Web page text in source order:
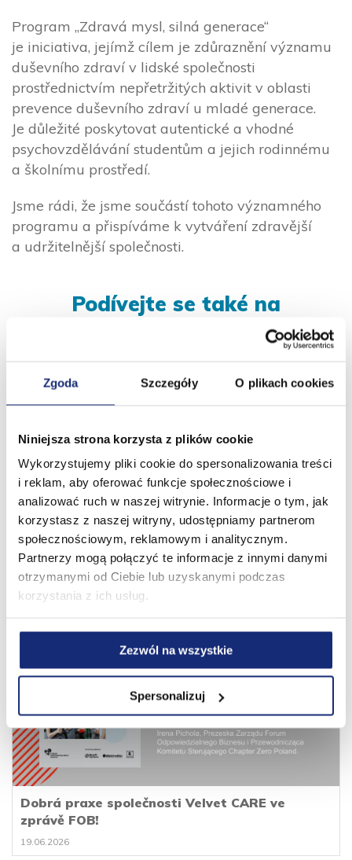
Zgoda Szczegóły O plikach cookies
Niniejsza strona korzysta z plików cookie
Wykorzystujemy pliki cookie do spersonalizowania treści
i reklam, aby oferować funkcje społecznościowe i
analizować ruch w naszej witrynie. Informacje o tym, jak
korzystasz z naszej witryny, udostępniamy partnerom
społecznościowym, reklamowym i analitycznym.
Partnerzy mogą połączyć te informacje z innymi danymi
otrzymanymi od Ciebie lub uzyskanymi podczas
korzystania z ich usług.
Zezwól na wszystkie
Spersonalizuj
Program „Zdravá mysl, silná generace“
je iniciativa, jejímž cílem je zdůraznění významu
duševního zdraví v lidské společnosti
prostřednictvím nepřetržitých aktivit v oblasti
prevence duševního zdraví u mladé generace.
Je důležité poskytovat autentické a vhodné
psychovzdělávání studentům a jejich rodinnému
a školnímu prostředí.
Jsme rádi, že jsme součástí tohoto významného
programu a přispíváme k vytváření zdravější
a udržitelnější společnosti.
Podívejte se také na
13 let za námi. Nové obzory před námi!
01.08.2026
Dobrá praxe společnosti Velvet CARE ve
zprávě FOB!
19.06.2026